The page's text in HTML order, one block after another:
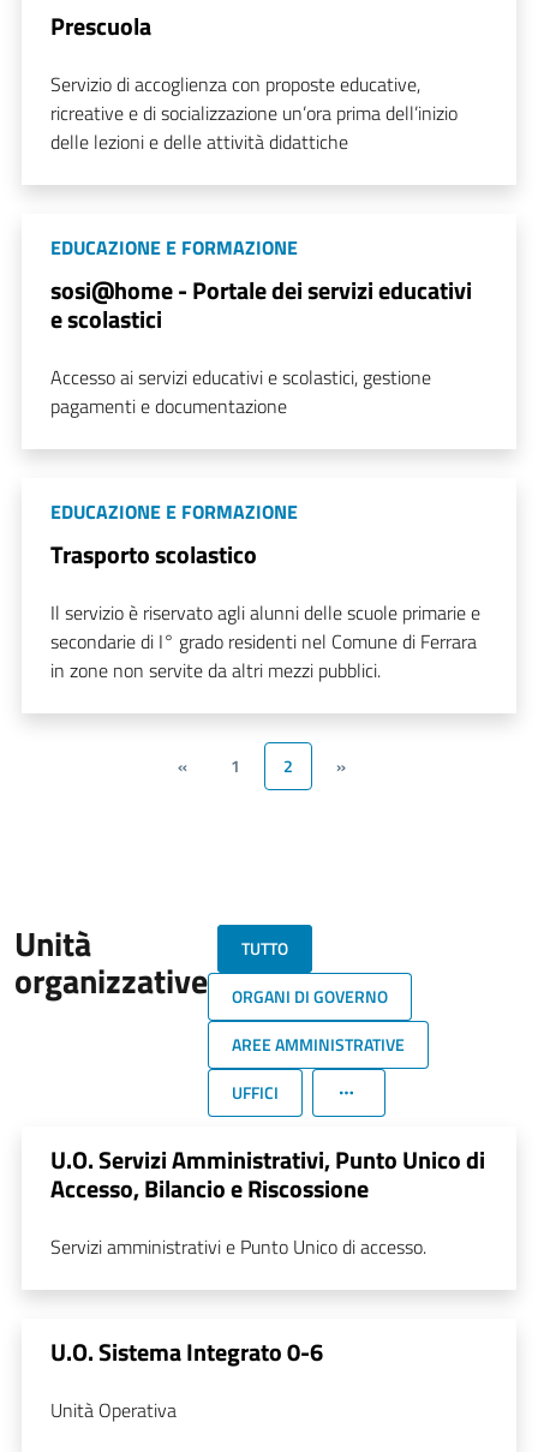
Prescuola
Servizio di accoglienza con proposte educative,
ricreative e di socializzazione un’ora prima dell’inizio
delle lezioni e delle attività didattiche
EDUCAZIONE E FORMAZIONE
sosi@home - Portale dei servizi educativi
e scolastici
Accesso ai servizi educativi e scolastici, gestione
pagamenti e documentazione
EDUCAZIONE E FORMAZIONE
Trasporto scolastico
Il servizio è riservato agli alunni delle scuole primarie e
secondarie di I° grado residenti nel Comune di Ferrara
in zone non servite da altri mezzi pubblici.
« 1 2 »
Unità
organizzative
TUTTO
ORGANI DI GOVERNO
AREE AMMINISTRATIVE
UFFICI
U.O. Servizi Amministrativi, Punto Unico di
Accesso, Bilancio e Riscossione
Servizi amministrativi e Punto Unico di accesso.
U.O. Sistema Integrato 0-6
Unità Operativa